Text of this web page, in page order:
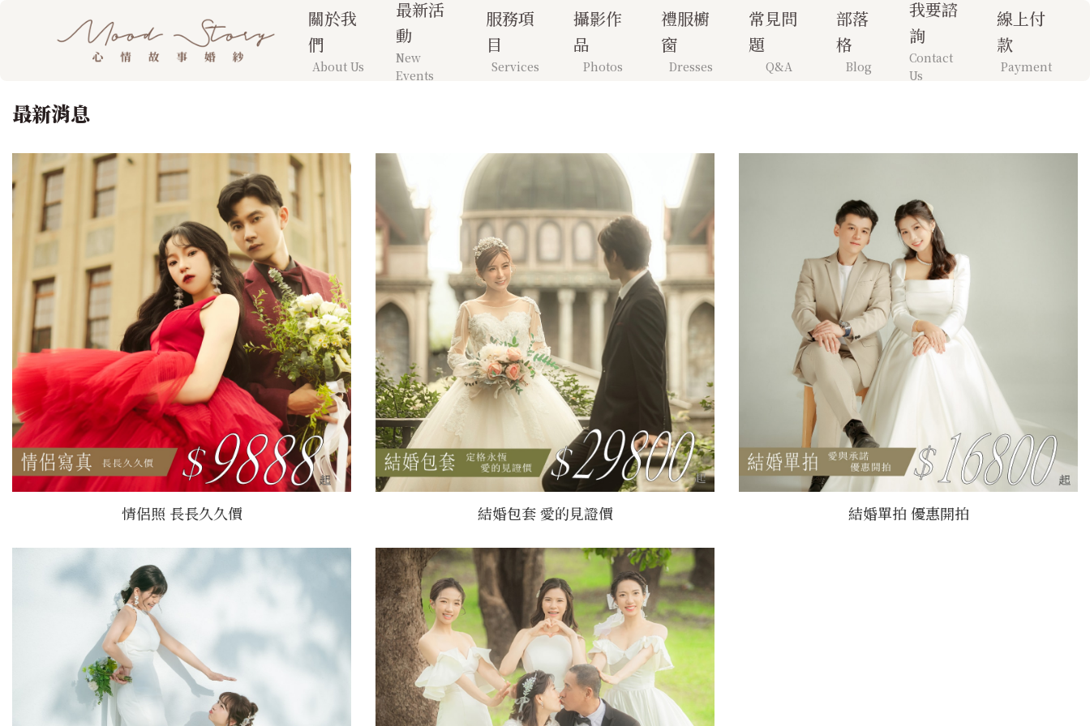
關於我
們
About Us
最新活
動
New
Events
服務項
目
Services
攝影作
品
Photos
禮服櫥
窗
Dresses
常見問
題
Q&A
部落
格
Blog
我要諮
詢
Contact
Us
線上付
款
Payment
最新消息
情侶照 長長久久價 結婚包套 愛的見證價 結婚單拍 優惠開拍